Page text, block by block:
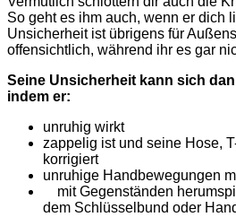
So geht es ihm auch, wenn er dich
Unsicherheit ist übrigens für
offensichtlich, während ihr es gar
Seine Unsicherheit kann sich
indem er:
unruhig wirkt
zappelig ist und seine Hose,
korrigiert
unruhige Handbewegungen
mit Gegenständen
dem Schlüsselbund oder